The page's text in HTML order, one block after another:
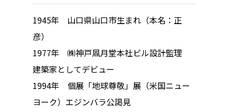
1945年 山口県山口市生まれ（本名：正
彦）
1977年 ㈱神戸凮月堂本社ビル設計監理
建築家としてデビュー
1994年 個展「地球尊敬」展（米国ニュー
ヨーク）エジンバラ公謁見